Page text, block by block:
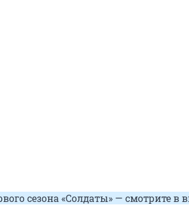
сезона «Солдаты» — смотрите в